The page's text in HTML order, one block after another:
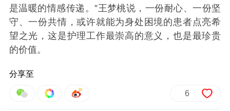
是温暖的情感传递。”王梦桃说，一份耐心、一份坚
守、一份共情，或许就能为身处困境的患者点亮希
望之光，这是护理工作最崇高的意义，也是最珍贵
的价值。
分享至
6